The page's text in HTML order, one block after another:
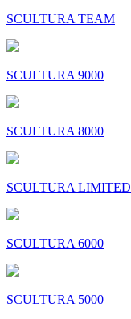
SCULTURA TEAM
SCULTURA 9000
SCULTURA 8000
SCULTURA LIMITED
SCULTURA 6000
SCULTURA 5000